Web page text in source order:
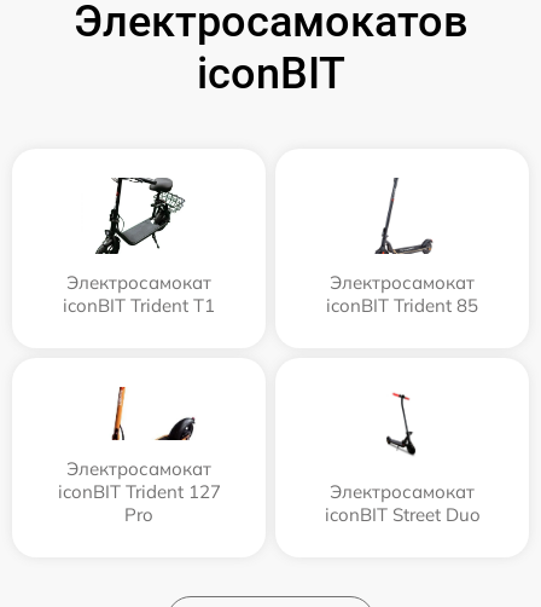
Электросамокатов
iconBIT
Электросамокат
iconBIT Trident T1
Электросамокат
iconBIT Trident 85
Электросамокат
iconBIT Trident 127
Pro
Электросамокат
iconBIT Street Duo